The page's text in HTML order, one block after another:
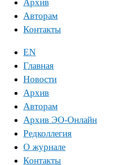
Архив
Авторам
Контакты
EN
Главная
Новости
Архив
Авторам
Архив ЭО-Онлайн
Редколлегия
О журнале
Контакты